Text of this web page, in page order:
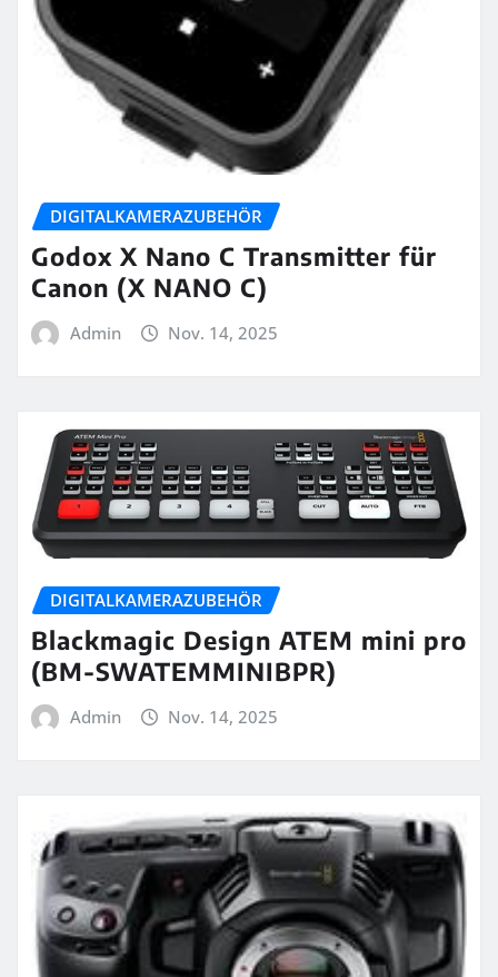
DIGITALKAMERAZUBEHÖR
Godox X Nano C Transmitter für
Canon (X NANO C)
Admin Nov. 14, 2025
DIGITALKAMERAZUBEHÖR
Blackmagic Design ATEM mini pro
(BM-SWATEMMINIBPR)
Admin Nov. 14, 2025